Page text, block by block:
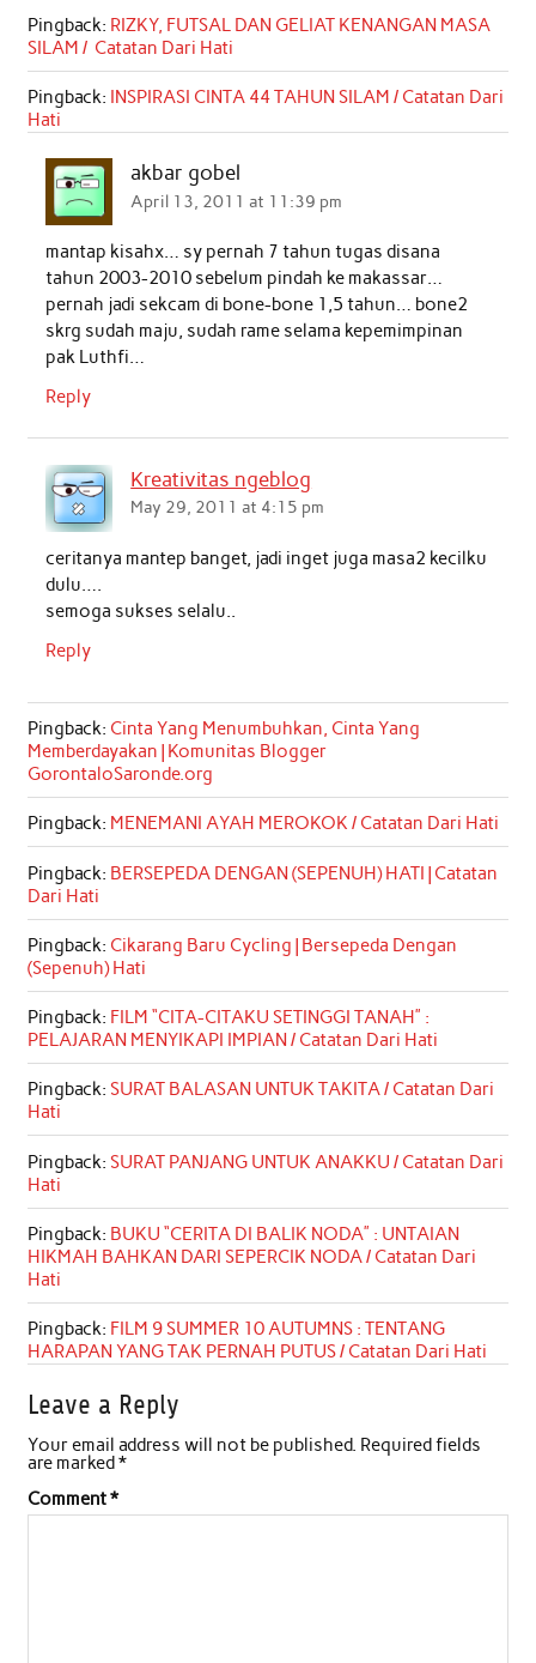
Pingback: RIZKY, FUTSAL DAN GELIAT KENANGAN MASA
SILAM / Catatan Dari Hati
Pingback: INSPIRASI CINTA 44 TAHUN SILAM / Catatan Dari
Hati
akbar gobel
April 13, 2011 at 11:39 pm
mantap kisahx… sy pernah 7 tahun tugas disana
tahun 2003-2010 sebelum pindah ke makassar…
pernah jadi sekcam di bone-bone 1,5 tahun… bone2
skrg sudah maju, sudah rame selama kepemimpinan
pak Luthfi…
Reply
Kreativitas ngeblog
May 29, 2011 at 4:15 pm
ceritanya mantep banget, jadi inget juga masa2 kecilku
dulu….
semoga sukses selalu..
Reply
Pingback: Cinta Yang Menumbuhkan, Cinta Yang
Memberdayakan | Komunitas Blogger
GorontaloSaronde.org
Pingback: MENEMANI AYAH MEROKOK / Catatan Dari Hati
Pingback: BERSEPEDA DENGAN (SEPENUH) HATI | Catatan
Dari Hati
Pingback: Cikarang Baru Cycling | Bersepeda Dengan
(Sepenuh) Hati
Pingback: FILM “CITA-CITAKU SETINGGI TANAH” :
PELAJARAN MENYIKAPI IMPIAN / Catatan Dari Hati
Pingback: SURAT BALASAN UNTUK TAKITA / Catatan Dari
Hati
Pingback: SURAT PANJANG UNTUK ANAKKU / Catatan Dari
Hati
Pingback: BUKU “CERITA DI BALIK NODA” : UNTAIAN
HIKMAH BAHKAN DARI SEPERCIK NODA / Catatan Dari
Hati
Pingback: FILM 9 SUMMER 10 AUTUMNS : TENTANG
HARAPAN YANG TAK PERNAH PUTUS / Catatan Dari Hati
Leave a Reply
Your email address will not be published. Required fields
are marked*
Comment*